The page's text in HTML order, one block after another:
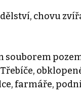
chovu
souborem
farmáře,